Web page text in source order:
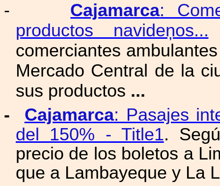
-
Cajamarca:
productos navideņos...
comerciantes
Mercado Central de la
sus productos ...
- Cajamarca: Pasajes
del 150% - Title1.
precio de los boletos a
que a Lambayeque y La